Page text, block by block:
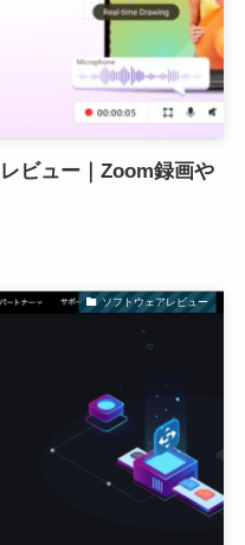
ビュー｜Zoom録画や
ソフトウェアレビュー